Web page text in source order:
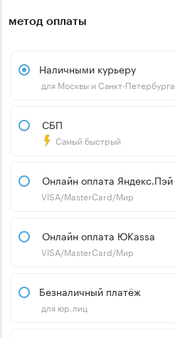
метод оплаты
Наличными курьеру
для Москвы и Санкт-Петербурга
СБП
Самый быстрый
Онлайн оплата Яндекс.Пэй
VISA/MasterCard/Мир
Онлайн оплата ЮKassa
VISA/MasterCard/Мир
Безналичный платёж
для юр.лиц